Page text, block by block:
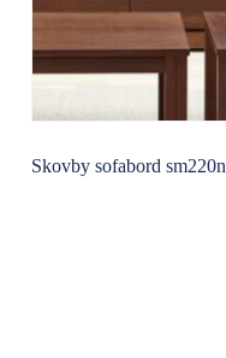
Skovby sofabord sm220n